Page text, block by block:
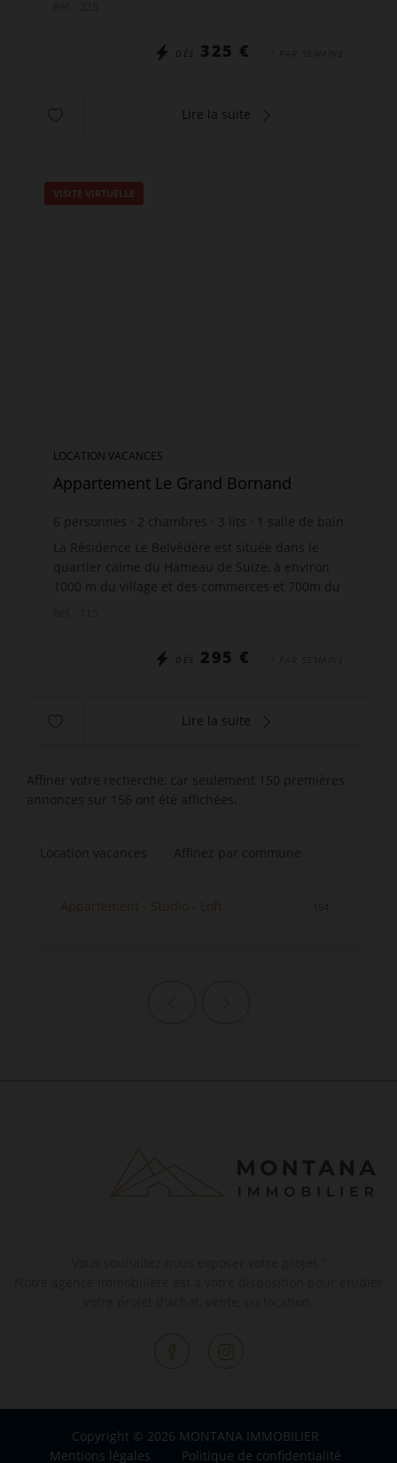
DÈS 325 € / PAR SEMAINE
Lire la suite
VISITE VIRTUELLE
LOCATION VACANCES
Appartement Le Grand Bornand
6 personnes 2 chambres 3 lits
salle de bain
La Résidence Le Belvédère est située dans le
quartier calme du Hameau de Suize, à environ
1000 m du village et des commerces et 700m du
DÈS 295 € / PAR SEMAINE
Lire la suite
Affiner votre recherche, car seulement 150 premières
annonces sur 156 ont été affichées.
Location vacances Affinez par commune
Appartement - Studio - Loft
Copyright © 2026 MONTANA IMMOBILIER
Mentions légales
Politique de confidentialité